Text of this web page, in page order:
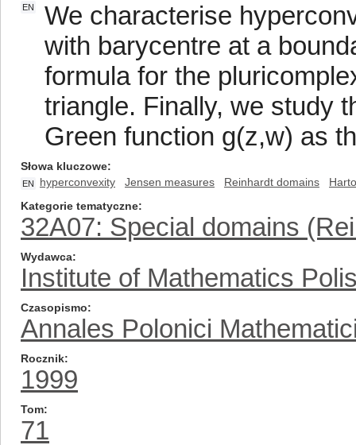
EN
We characterise
with barycentre at a
formula for the
triangle. Finally, we study
Green function g(z,w) as
Słowa kluczowe
EN hyperconvexity Jensen measures Reinhardt domains
Kategorie tematyczne
32A07: Special domains
Wydawca
Institute of Mathematics
Czasopismo
Annales Polonici
Rocznik
1999
Tom
71